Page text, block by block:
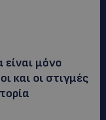
μόνο
και οι στιγμές